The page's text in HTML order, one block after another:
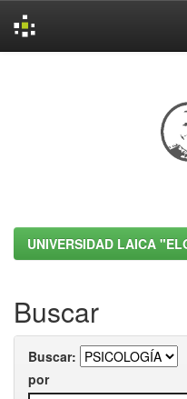
UNIVERSIDAD LAICA
Buscar
Buscar:
por